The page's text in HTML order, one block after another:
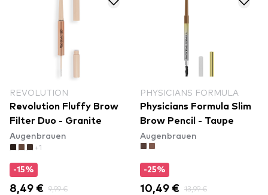
REVOLUTION
Revolution Fluffy Brow
Filter Duo - Granite
Augenbrauen
+1
-15%
8,49 € 9,99 €
PHYSICIANS FORMULA
Physicians Formula Slim
Brow Pencil - Taupe
Augenbrauen
-25%
10,49 € 13,99 €